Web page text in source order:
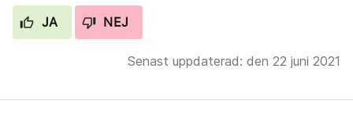
JA NEJ
Senast uppdaterad: den 22 juni 2021